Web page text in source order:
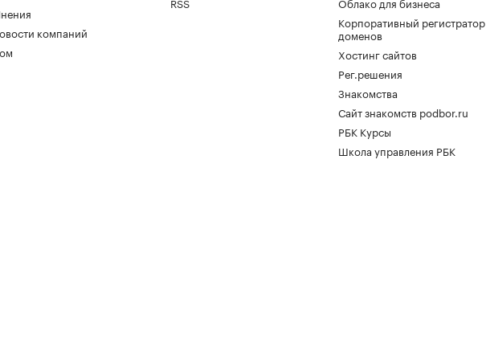
компаний
Корпоративный регистратор
доменов
Хостинг сайтов
Рег.решения
Знакомства
Сайт знакомств podbor.ru
РБК Курсы
Школа управления РБК